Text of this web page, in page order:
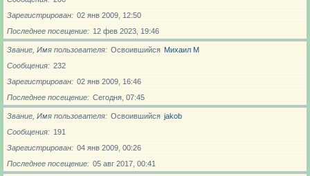
Зарегистрирован
02 янв 2009, 12:50
Последнее посещение
12 фев 2023, 19:46
Звание, Имя пользователя Освоившийся Михаил М
Сообщения
232
Зарегистрирован
02 янв 2009, 16:46
Последнее посещение
Сегодня, 07:45
Звание, Имя пользователя Освоившийся jakob
Сообщения
191
Зарегистрирован
04 янв 2009, 00:26
Последнее посещение
05 авг 2017, 00:41